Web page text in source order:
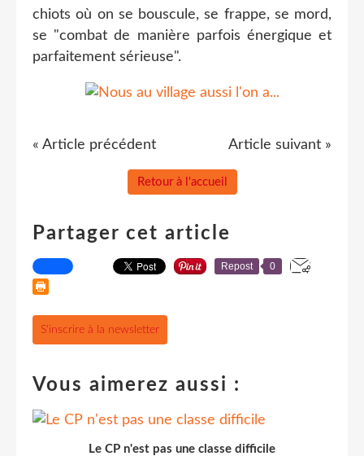
chiots où on se bouscule, se frappe, se mord,
se "combat de manière parfois énergique et
parfaitement sérieuse".
« Article précédent Article suivant »
Retour à l'accueil
Partager cet article
Repost 0
S'inscrire à la newsletter
Vous aimerez aussi :
Le CP n'est pas une classe difficile